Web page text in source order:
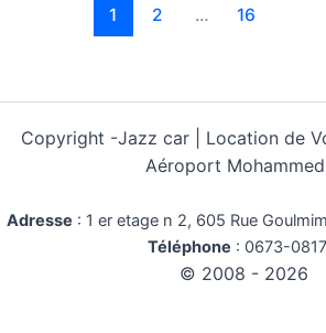
1 2 … 16
Copyright -Jazz car | Location de
Aéroport
Adresse : 1 er etage n 2, 605 Rue
Téléphone : 0673-
© 2008 - 2026